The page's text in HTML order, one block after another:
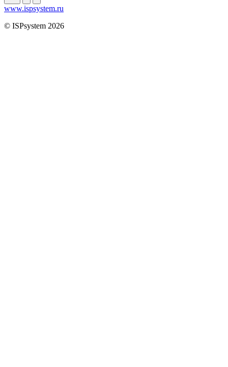
www.ispsystem.ru
© ISPsystem 2026